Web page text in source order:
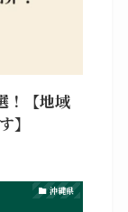
！【地域
】
沖縄県